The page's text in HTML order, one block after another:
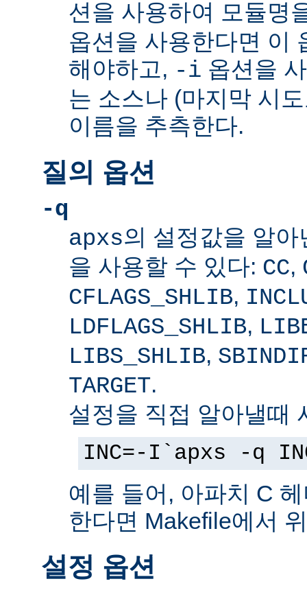
션을 사용하여 모듈명
옵션을 사용한다면 이
해야하고, -i 옵션을
는 소스나 (마지막 시
이름을 추측한다.
질의 옵션
-q
apxs의 설정값을 알
을 사용할 수 있다: CC,
CFLAGS_SHLIB,
LDFLAGS_SHLIB,
LIBS_SHLIB,
TARGET.
설정을 직접 알아낼때
INC=-I`apxs -q
예를 들어, 아파치 C
한다면 Makefile에서
설정 옵션